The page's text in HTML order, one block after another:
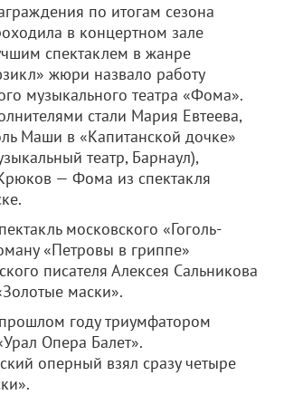
по итогам сезона
в концертном зале
спектаклем в жанре
жюри назвало работу
музыкального театра «Фома».
стали Мария Евтеева,
Маши в «Капитанской дочке»
театр, Барнаул),
— Фома из спектакля
московского «Гоголь-
«Петровы в гриппе»
писателя Алексея Сальникова
маски».
году триумфатором
Опера Балет».
оперный взял сразу четыре